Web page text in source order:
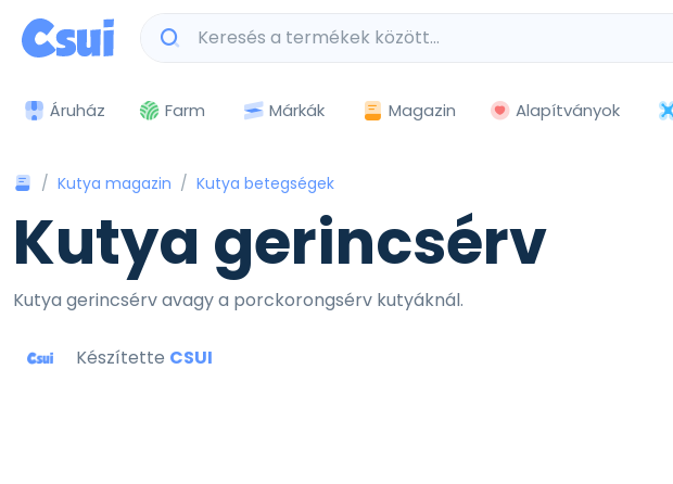
Áruház Farm Márkák Magazin Alapítványok
Kutya magazin Kutya betegségek
Kutya gerincsérv
Kutya gerincsérv avagy a porckorongsérv kutyáknál.
Készítette CSUI